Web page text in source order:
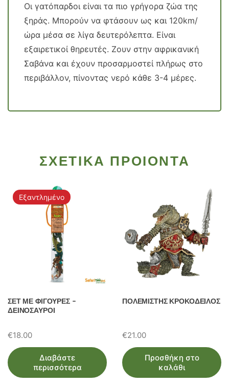
Οι γατόπαρδοι είναι τα πιο γρήγορα ζώα της
ξηράς. Μπορούν να φτάσουν ως και 120km/
ώρα μέσα σε λίγα δευτερόλεπτα. Είναι
εξαιρετικοί θηρευτές. Ζουν στην αφρικανική
Σαβάνα και έχουν προσαρμοστεί πλήρως στο
περιβάλλον, πίνοντας νερό κάθε 3-4 μέρες.
ΣΧΕΤΙΚΑ ΠΡΟΙΟΝΤΑ
Εξαντλημένο
ΣΕΤ ΜΕ ΦΙΓΟΥΡΕΣ –
ΔΕΙΝΟΣΑΥΡΟΙ
€18.00
Διαβάστε
περισσότερα
ΠΟΛΕΜΙΣΤΗΣ ΚΡΟΚΟΔΕΙΛΟΣ
€21.00
Προσθήκη στο
καλάθι